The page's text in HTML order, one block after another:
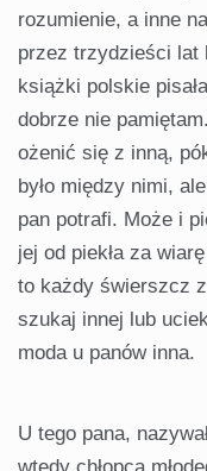
rozumienie, a inne
przez trzydzieści lat
książki polskie
dobrze nie
ożenić się z inną,
było między nimi,
pan potrafi. Może i
jej od piekła za
to każdy świerszcz
szukaj innej lub
moda u panów inna.
U tego pana,